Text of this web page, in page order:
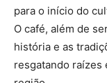
para o início do
O café, além de
história e as
resgatando raízes